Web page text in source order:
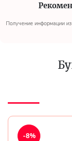
Получение информации
-8%